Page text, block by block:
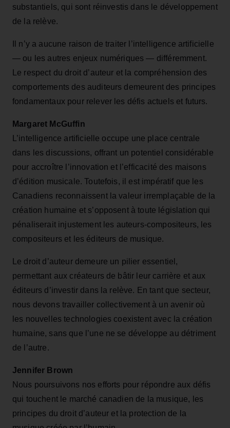
substantiels, qui sont réinvestis dans le développement
de la relève.
Il n’y a aucune raison de traiter l’intelligence artificielle
— ou les autres enjeux numériques — différemment.
Le respect du droit d’auteur et la compréhension des
comportements des auditeurs demeurent des principes
fondamentaux pour relever les défis actuels et futurs.
Margaret McGuffin
L’intelligence artificielle occupe une place centrale
dans les discussions, offrant un potentiel considérable
pour accroître l’innovation et l’efficacité des maisons
d’édition musicale. Toutefois, il est impératif que les
Canadiens reconnaissent la valeur irremplaçable de la
création humaine et s’opposent à toute législation qui
pénaliserait injustement les auteurs-compositeurs, les
compositeurs et les éditeurs de musique.
Le droit d’auteur demeure un pilier essentiel,
permettant aux créateurs de bâtir leur carrière et aux
éditeurs d’investir dans la relève. En tant que secteur,
nous devons travailler collectivement à un avenir où
les nouvelles technologies coexistent avec la création
humaine, sans que l’une ne se développe au détriment
de l’autre.
Jennifer Brown
Nous poursuivons nos efforts pour répondre aux défis
qui touchent le marché canadien de la musique, les
principes du droit d’auteur et la protection de la